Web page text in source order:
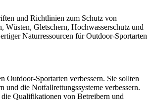
und Richtlinien zum Schutz von
Wüsten, Gletschern, Hochwasserschutz und
Naturressourcen für Outdoor-Sportarten
Outdoor-Sportarten verbessern. Sie sollten
und die Notfallrettungssysteme verbessern.
Qualifikationen von Betreibern und